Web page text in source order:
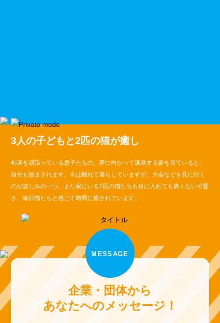
3人の子どもと2匹の猫が癒し
剣道を頑張っている息子たちの、夢に向かって邁進する姿を見ていると、
自分も励まされます。今は離れて暮らしていますが、大会などを見に行く
のが楽しみの一つ。また家にいる2匹の猫たちも目に入れても痛くない可愛
さ。毎日猫たちと過ごす時間に癒されています。
MESSAGE
企業・団体から
あなたへのメッセージ！